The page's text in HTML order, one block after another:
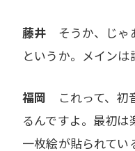
藤井 そうか、じゃ
というか。メインは
福岡 これって、初
るんですよ。最初
一枚絵が貼られてい